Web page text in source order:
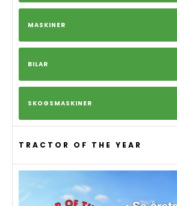
MASKINER
BILAR
SKOGSMASKINER
TRACTOR OF THE YEAR